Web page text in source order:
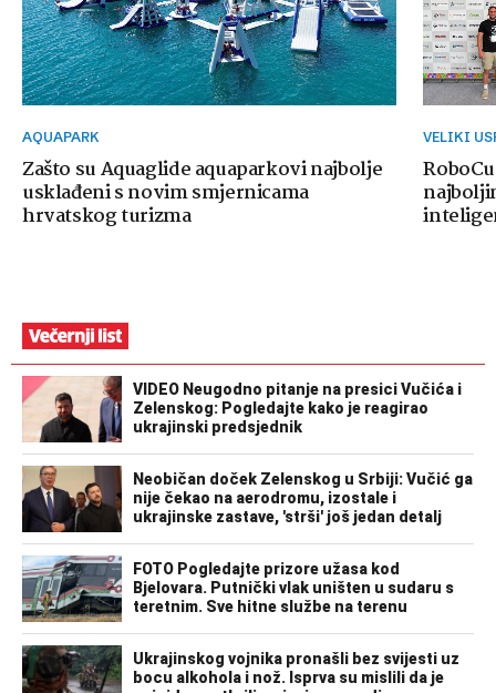
AQUAPARK
Zašto su Aquaglide aquaparkovi najbolje
usklađeni s novim smjernicama
hrvatskog turizma
VELIKI